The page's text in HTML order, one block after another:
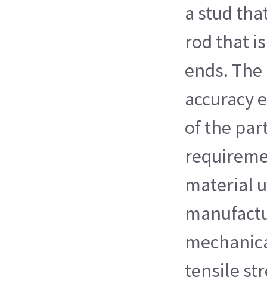
a stud
rod that
ends.
accuracy
of the
material
tensile